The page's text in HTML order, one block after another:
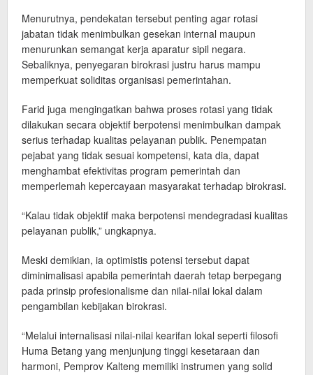
Menurutnya, pendekatan tersebut penting agar rotasi
jabatan tidak menimbulkan gesekan internal maupun
menurunkan semangat kerja aparatur sipil negara.
Sebaliknya, penyegaran birokrasi justru harus mampu
memperkuat soliditas organisasi pemerintahan.
Farid juga mengingatkan bahwa proses rotasi yang tidak
dilakukan secara objektif berpotensi menimbulkan dampak
serius terhadap kualitas pelayanan publik. Penempatan
pejabat yang tidak sesuai kompetensi, kata dia, dapat
menghambat efektivitas program pemerintah dan
memperlemah kepercayaan masyarakat terhadap birokrasi.
“Kalau tidak objektif maka berpotensi mendegradasi kualitas
pelayanan publik,” ungkapnya.
Meski demikian, ia optimistis potensi tersebut dapat
diminimalisasi apabila pemerintah daerah tetap berpegang
pada prinsip profesionalisme dan nilai-nilai lokal dalam
pengambilan kebijakan birokrasi.
“Melalui internalisasi nilai-nilai kearifan lokal seperti filosofi
Huma Betang yang menjunjung tinggi kesetaraan dan
harmoni, Pemprov Kalteng memiliki instrumen yang solid